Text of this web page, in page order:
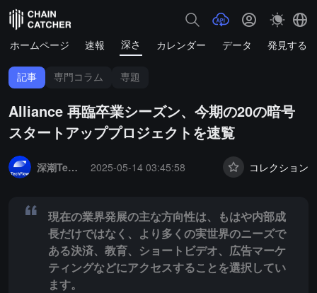
ホームページ 速報 深さ カレンダー データ 発見する
記事 専門コラム 専題
Alliance 再臨卒業シーズン、今期の20の暗号
スタートアッププロジェクトを速覧
深潮TechFlow
2025-05-14 03:45:58 コレクション
現在の業界発展の主な方向性は、もはや内部成
長だけではなく、より多くの実世界のニーズで
ある決済、教育、ショートビデオ、広告マーケ
ティングなどにアクセスすることを選択してい
ます。